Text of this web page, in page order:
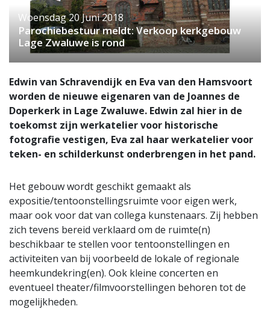
Woensdag 20 Juni 2018
Parochiebestuur meldt: Verkoop kerkgebouw
Lage Zwaluwe is rond
Edwin van Schravendijk en Eva van den Hamsvoort
worden de nieuwe eigenaren van de Joannes de
Doperkerk in Lage Zwaluwe. Edwin zal hier in de
toekomst zijn werkatelier voor historische
fotografie vestigen, Eva zal haar werkatelier voor
teken- en schilderkunst onderbrengen in het pand.
Het gebouw wordt geschikt gemaakt als
expositie/tentoonstellingsruimte voor eigen werk,
maar ook voor dat van collega kunstenaars. Zij hebben
zich tevens bereid verklaard om de ruimte(n)
beschikbaar te stellen voor tentoonstellingen en
activiteiten van bij voorbeeld de lokale of regionale
heemkundekring(en). Ook kleine concerten en
eventueel theater/filmvoorstellingen behoren tot de
mogelijkheden.